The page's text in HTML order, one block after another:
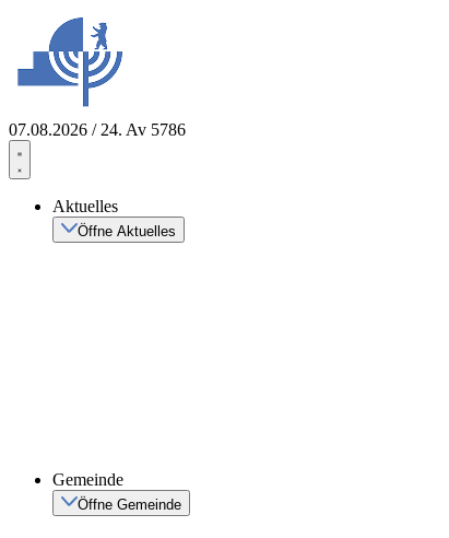
springen
07.08.2026 / 24. Av 5786
Aktuelles
Öffne Aktuelles
Gemeinde
Öffne Gemeinde